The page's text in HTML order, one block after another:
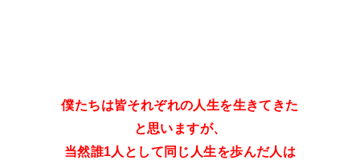
僕たちは皆それぞれの人生を生きてきた
と思いますが、
当然誰1人として同じ人生を歩んだ人は